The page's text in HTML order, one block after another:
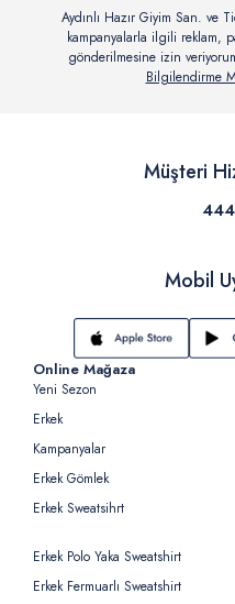
Aydınlı Hazır Giyim San. ve
kampanyalarla ilgili reklam,
gönderilmesine izin
Bilgilendirme
Müşteri
Mobil
Online Mağaza
Yeni Sezon
Erkek
Kampanyalar
Erkek Gömlek
Erkek Sweatsihrt
Erkek Polo Yaka Sweatshirt
Erkek Fermuarlı Sweatshirt